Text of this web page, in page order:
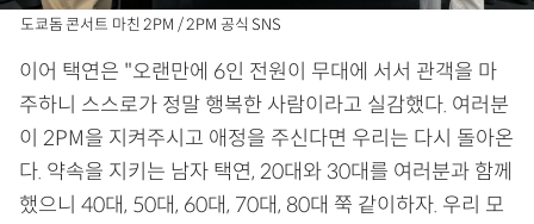
도쿄돔 콘서트 마친 2PM / 2PM 공식 SNS
이어 택연은 "오랜만에 6인 전원이 무대에 서서 관객을 마
주하니 스스로가 정말 행복한 사람이라고 실감했다. 여러분
이 2PM을 지켜주시고 애정을 주신다면 우리는 다시 돌아온
다. 약속을 지키는 남자 택연, 20대와 30대를 여러분과 함께
했으니 40대, 50대, 60대, 70대, 80대 쭉 같이하자. 우리 모